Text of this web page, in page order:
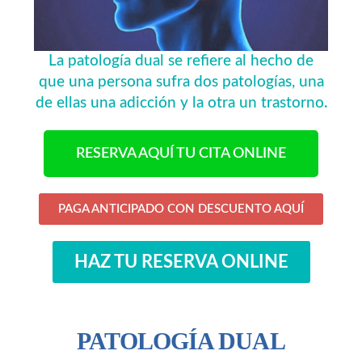
La patología dual se refiere al hecho de
que una persona sufra dos patologías, una
de ellas una adicción y la otra un trastorno.
RESERVA AQUÍ TU CITA ONLINE
PAGA ANTICIPADO CON DESCUENTO AQUÍ
HAZ TU RESERVA ONLINE
PATOLOGÍA DUAL